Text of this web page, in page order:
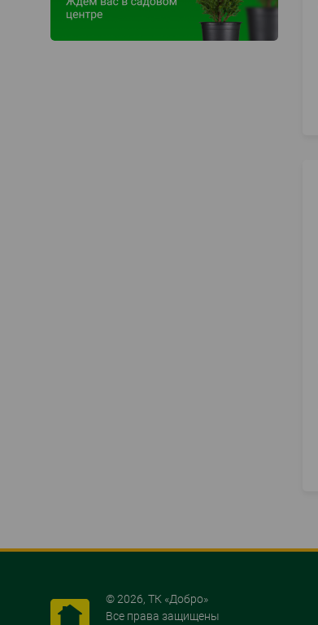
© 2026, ТК «Добро»
Все права защищены